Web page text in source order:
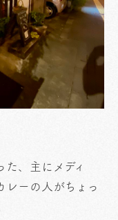
た、主にメディ
レーの人がちょっ